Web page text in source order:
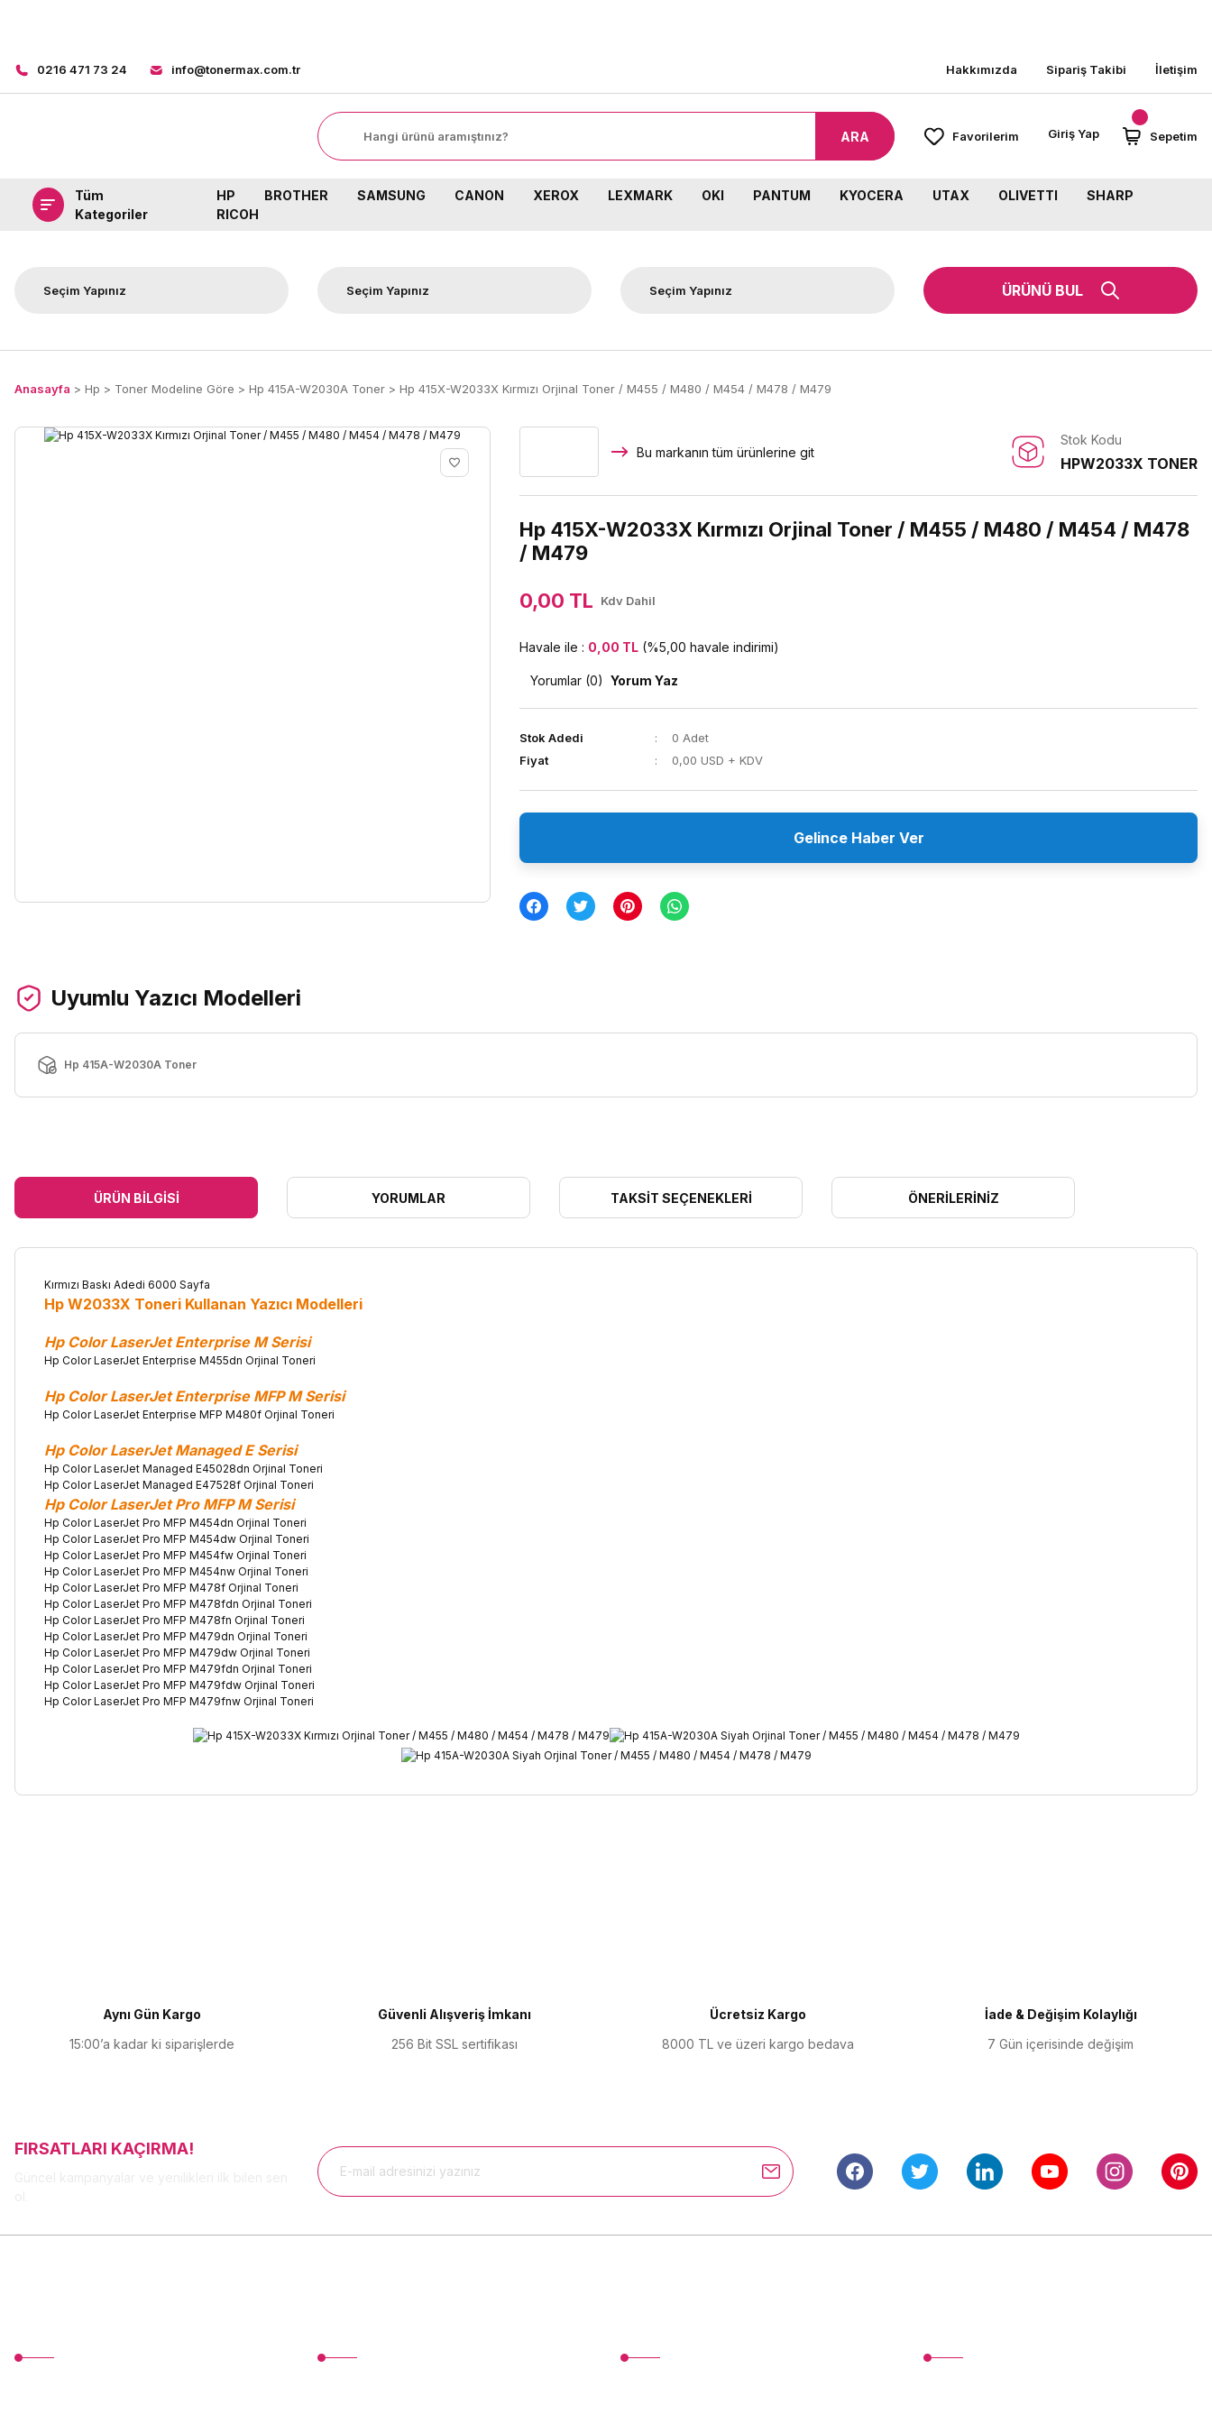
0216 471 73 24 info@tonermax.com.tr Hakkımızda Sipariş Takibi İletişim
ARA Favorilerim Giriş Yap Sepetim
Tüm
Kategoriler
HP BROTHER SAMSUNG CANON XEROX LEXMARK OKI PANTUM KYOCERA UTAX OLIVETTI
SHARP
RICOH
ÜRÜNÜ BUL
Anasayfa Hp Toner Modeline Göre Hp 415A-W2030A Toner Hp 415X-W2033X Kırmızı Orjinal Toner / M455 / M480 / M454 / M478 / M479
Bu markanın tüm ürünlerine git
Stok Kodu
HPW2033X TONER
Hp 415X-W2033X Kırmızı Orjinal Toner / M455 / M480 / M454 / M478
/ M479
0,00 TL Kdv Dahil
Havale ile : 0,00 TL (%5,00 havale indirimi)
Yorumlar (0) Yorum Yaz
Stok Adedi
0 Adet
Fiyat
0,00 USD + KDV
Gelince Haber Ver
Uyumlu Yazıcı Modelleri
Hp 415A-W2030A Toner
ÜRÜN BILGISI YORUMLAR TAKSIT SEÇENEKLERI ÖNERILERINIZ
Kırmızı Baskı Adedi 6000 Sayfa
Hp W2033X Toneri Kullanan Yazıcı Modelleri
Hp Color LaserJet Enterprise M Serisi
Hp Color LaserJet Enterprise M455dn Orjinal Toneri
Hp Color LaserJet Enterprise MFP M Serisi
Hp Color LaserJet Enterprise MFP M480f Orjinal Toneri
Hp Color LaserJet Managed E Serisi
Hp Color LaserJet Managed E45028dn Orjinal Toneri
Hp Color LaserJet Managed E47528f Orjinal Toneri
Hp Color LaserJet Pro MFP M Serisi
Hp Color LaserJet Pro MFP M454dn Orjinal Toneri
Hp Color LaserJet Pro MFP M454dw Orjinal Toneri
Hp Color LaserJet Pro MFP M454fw Orjinal Toneri
Hp Color LaserJet Pro MFP M454nw Orjinal Toneri
Hp Color LaserJet Pro MFP M478f Orjinal Toneri
Hp Color LaserJet Pro MFP M478fdn Orjinal Toneri
Hp Color LaserJet Pro MFP M478fn Orjinal Toneri
Hp Color LaserJet Pro MFP M479dn Orjinal Toneri
Hp Color LaserJet Pro MFP M479dw Orjinal Toneri
Hp Color LaserJet Pro MFP M479fdn Orjinal Toneri
Hp Color LaserJet Pro MFP M479fdw Orjinal Toneri
Hp Color LaserJet Pro MFP M479fnw Orjinal Toneri
Bu ürüne benzer farklı alternatifler olmalı.
Gönder
Aynı Gün Kargo
15:00’a kadar ki siparişlerde
Güvenli Alışveriş İmkanı
256 Bit SSL sertifikası
Ücretsiz Kargo
8000 TL ve üzeri kargo bedava
İade & Değişim Kolaylığı
7 Gün içerisinde değişim
FIRSATLARI KAÇIRMA!